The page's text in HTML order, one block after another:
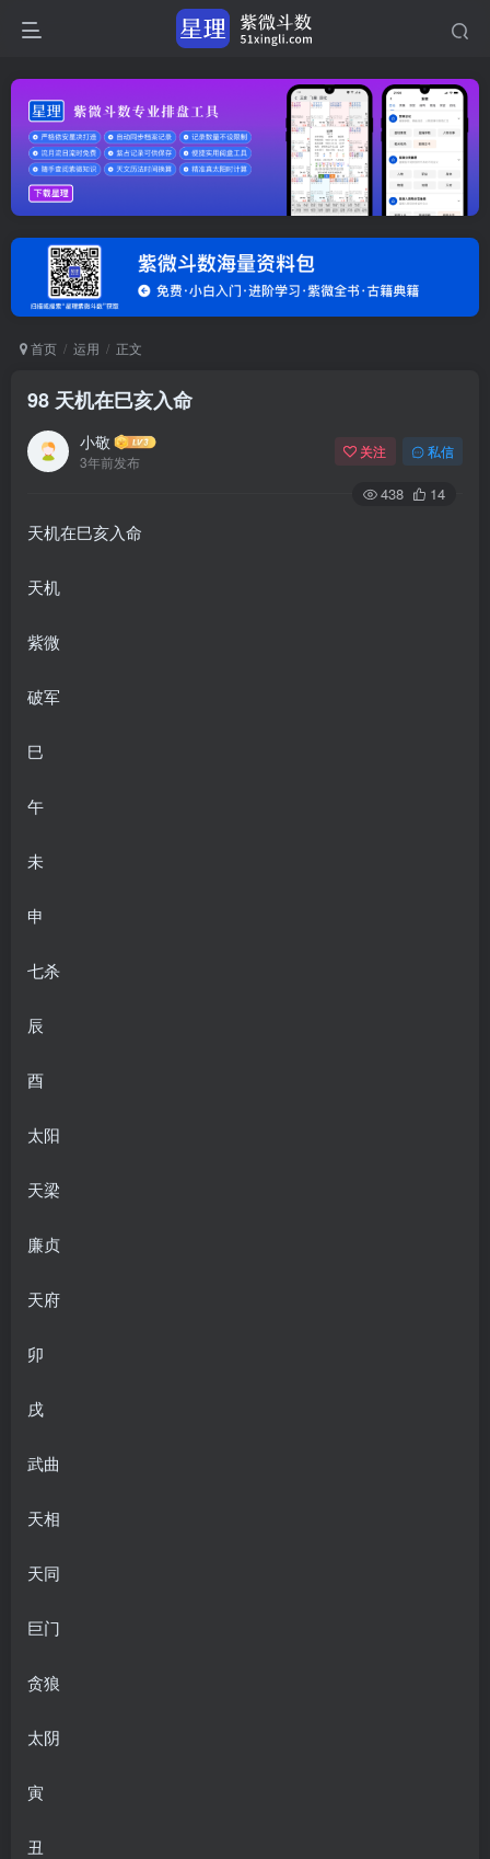
首页 运用 正文
98 天机在巳亥入命
小敬
3年前发布
关注 私信
438 14
天机在巳亥入命
天机
紫微
破军
巳
午
未
申
七杀
辰
酉
太阳
天梁
廉贞
天府
卯
戌
武曲
天相
天同
巨门
贪狼
太阴
寅
丑